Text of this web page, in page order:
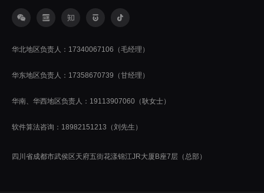
华北地区负责人：17340067106（毛经理）
华东地区负责人：17358670739（甘经理）
华南、华西地区负责人：19113907060（耿女士）
软件算法咨询：18982151213（刘先生）
四川省成都市武侯区天府五街花漾锦江JR大厦B座7层（总部）